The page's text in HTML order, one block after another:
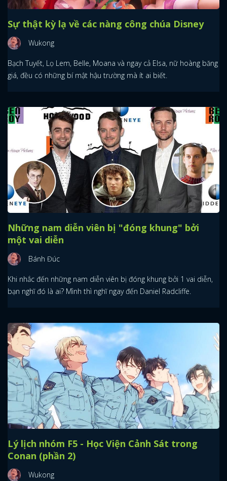
Sự thật kỳ lạ về các nàng công chúa Disney
Wukong
Bạch Tuyết, Lọ Lem, Belle, Moana và ngay cả Elsa, nữ hoàng băng
giá, đều có những bí mật hậu trường mà ít ai biết.
Những nam diễn viên bị "đóng khung" bởi
một vai diễn
Bánh Đúc
Khi nhắc đến những nam diễn viên bị đóng khung bởi 1 vai diễn,
bạn nghĩ đó là ai? Mình thì nghĩ ngay đến Daniel Radcliffe.
Lý lịch nhóm F5 - Học Viện Cảnh Sát trong
Conan (phần 2)
Wukong